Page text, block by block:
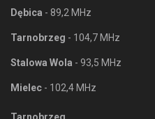
Dębica - 89,2 MHz
Tarnobrzeg - 104,7 MHz
Stalowa Wola - 93,5 MHz
Mielec - 102,4 MHz
Tarnobrzeg